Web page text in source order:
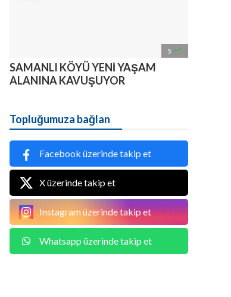
5 
SAMANLI KÖYÜ YENİ YAŞAM
ALANINA KAVUŞUYOR
Topluğumuza bağlan
Facebook üzerinde takip et
X üzerinde takip et
Instagram üzerinde takip et
Whatsapp üzerinde takip et